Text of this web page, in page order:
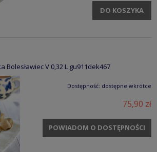
DO KOSZYKA
Bolesławiec V 0,32 L gu911dek467
Dostępność: dostępne wkrótce
75,90 zł
POWIADOM O DOSTĘPNOŚCI